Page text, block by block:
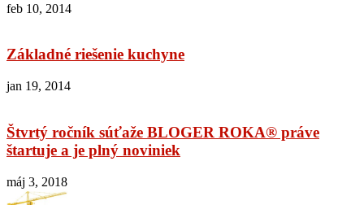
feb 10, 2014
Základné riešenie kuchyne
jan 19, 2014
Štvrtý ročník súťaže BLOGER ROKA® práve
štartuje a je plný noviniek
máj 3, 2018